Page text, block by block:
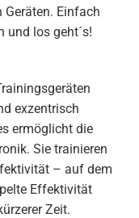
Geräten. Einfach
und los geht´s!
exzentrisch
ermöglicht die
Sie trainieren
– auf dem
Effektivität
Zeit.